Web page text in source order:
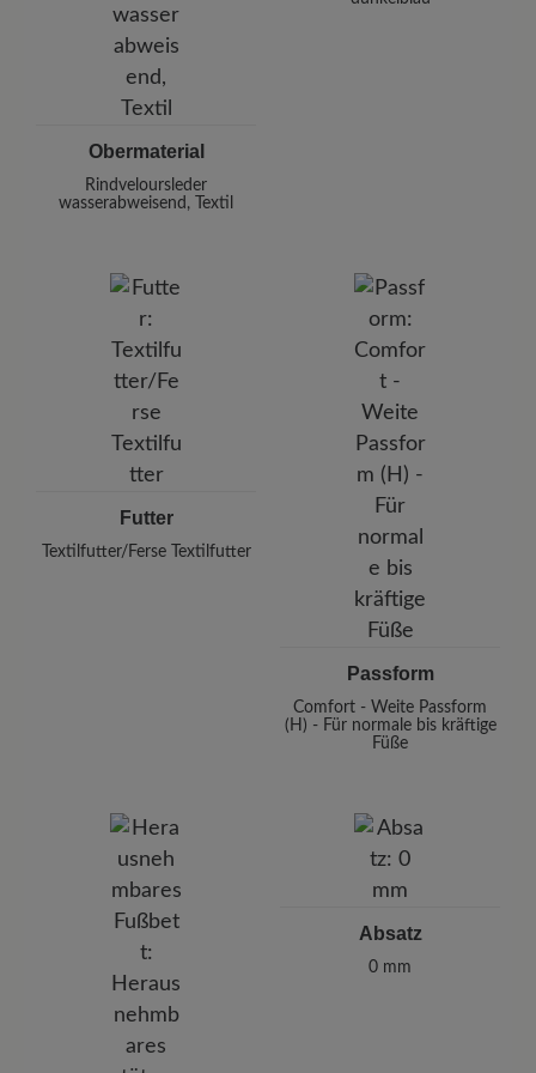
Obermaterial
Rindveloursleder
wasserabweisend, Textil
Futter
Textilfutter/Ferse Textilfutter
Passform
Comfort - Weite Passform
(H) - Für normale bis kräftige
Füße
Absatz
0 mm